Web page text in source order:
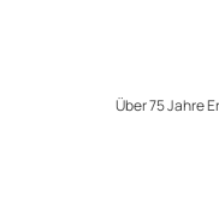
Über 75 Jahre